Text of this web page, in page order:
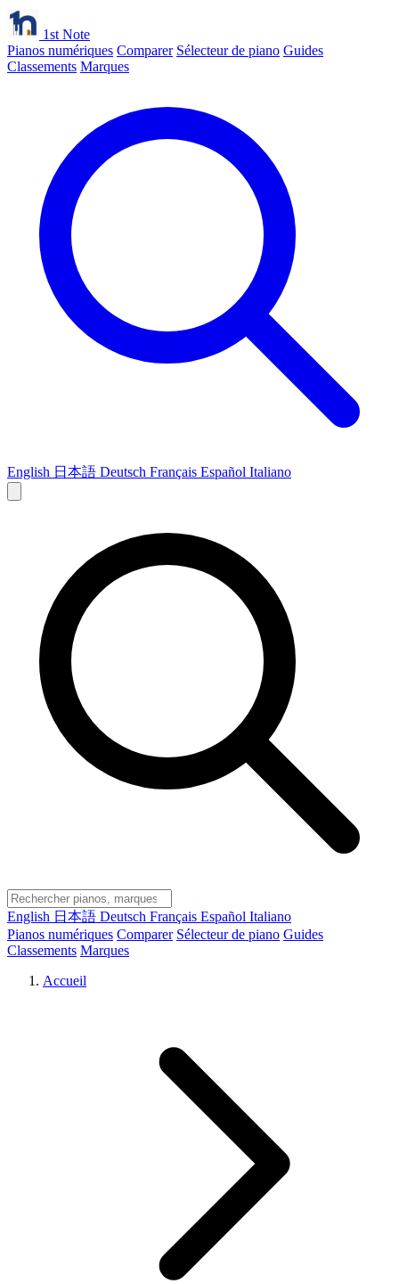
1st Note
Pianos numériques Comparer Sélecteur de piano Guides
Classements Marques
English 日本語 Deutsch Français Español Italiano
English 日本語 Deutsch Français Español Italiano
Pianos numériques Comparer Sélecteur de piano Guides
Classements Marques
Accueil